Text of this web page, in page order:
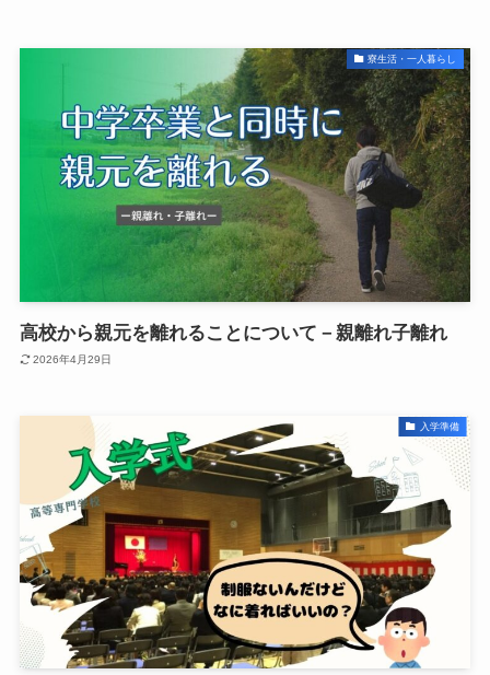
寮生活・一人暮らし
高校から親元を離れることについて－親離れ子離れ
2026年4月29日
入学準備